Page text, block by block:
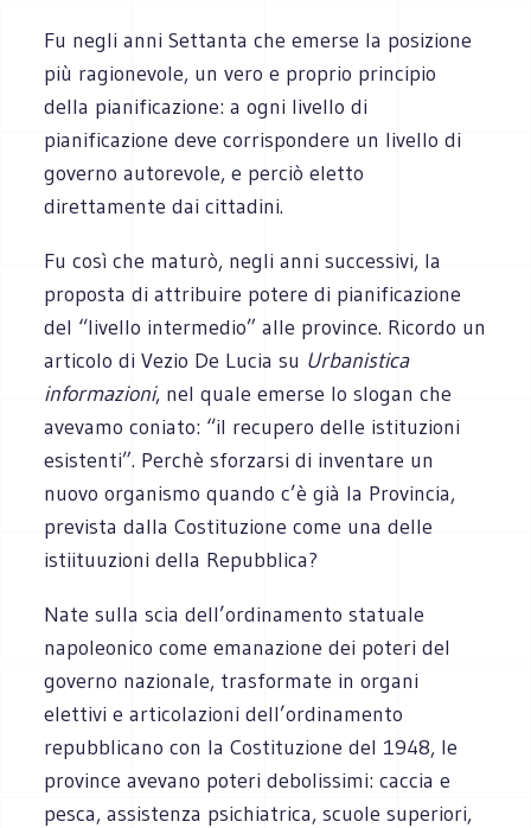
Fu negli anni Settanta che emerse la posizione
più ragionevole, un vero e proprio principio
della pianificazione: a ogni livello di
pianificazione deve corrispondere un livello di
governo autorevole, e perciò eletto
direttamente dai cittadini.
Fu così che maturò, negli anni successivi, la
proposta di attribuire potere di pianificazione
del “livello intermedio” alle province. Ricordo un
articolo di Vezio De Lucia su Urbanistica
informazioni, nel quale emerse lo slogan che
avevamo coniato: “il recupero delle istituzioni
esistenti”. Perchè sforzarsi di inventare un
nuovo organismo quando c’è già la Provincia,
prevista dalla Costituzione come una delle
istiituuzioni della Repubblica?
Nate sulla scia dell’ordinamento statuale
napoleonico come emanazione dei poteri del
governo nazionale, trasformate in organi
elettivi e articolazioni dell’ordinamento
repubblicano con la Costituzione del 1948, le
province avevano poteri debolissimi: caccia e
pesca, assistenza psichiatrica, scuole superiori,